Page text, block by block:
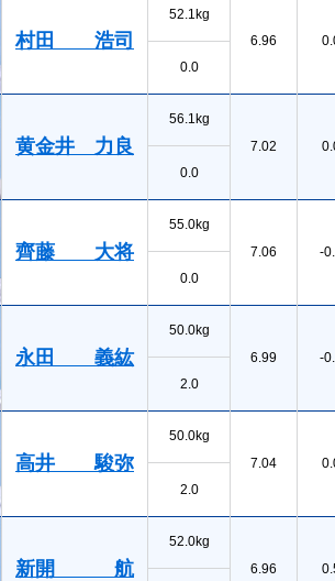
村田 浩司
52.1kg
6.96
0.0
黄金井 力良
56.1kg
7.02
0.0
齊藤 大将
55.0kg
7.06
-
0.0
永田 義紘
50.0kg
6.99
-
2.0
高井 駿弥
50.0kg
7.04
2.0
新開 航
52.0kg
6.96